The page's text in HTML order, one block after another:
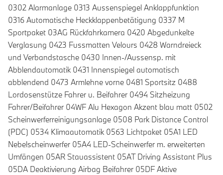
0302 Alarmanlage 0313 Aussenspiegel Anklappfunktion
0316 Automatische Heckklappenbetätigung 0337 M
Sportpaket 03AG Rückfahrkamera 0420 Abgedunkelte
Verglasung 0423 Fussmatten Velours 0428 Warndreieck
und Verbandstasche 0430 Innen-/Aussensp. mit
Abblendautomatik 0431 Innenspiegel automatisch
abblendend 0473 Armlehne vorne 0481 Sportsitz 0488
Lordosenstütze Fahrer u. Beifahrer 0494 Sitzheizung
Fahrer/Beifahrer 04WF Alu Hexagon Akzent blau matt 0502
Scheinwerferreinigungsanlage 0508 Park Distance Control
(PDC) 0534 Klimaautomatik 0563 Lichtpaket 05A1 LED
Nebelscheinwerfer 05A4 LED-Scheinwerfer m. erweiterten
Umfängen 05AR Stauassistent 05AT Driving Assistant Plus
05DA Deaktivierung Airbag Beifahrer 05DF Aktive